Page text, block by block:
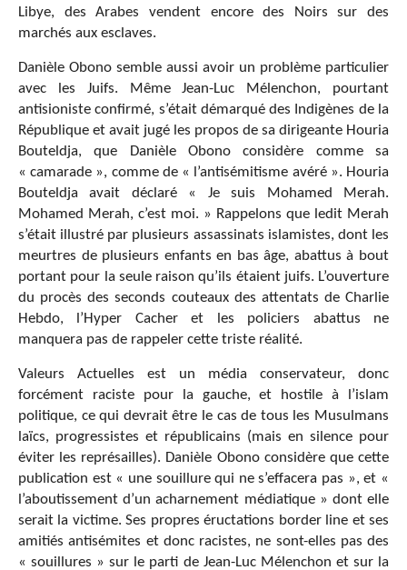
Libye, des Arabes vendent encore des Noirs sur des
marchés aux esclaves.
Danièle Obono semble aussi avoir un problème particulier
avec les Juifs. Même Jean-Luc Mélenchon, pourtant
antisioniste confirmé, s’était démarqué des Indigènes de la
République et avait jugé les propos de sa dirigeante Houria
Bouteldja, que Danièle Obono considère comme sa
« camarade », comme de « l’antisémitisme avéré ». Houria
Bouteldja avait déclaré « Je suis Mohamed Merah.
Mohamed Merah, c’est moi. » Rappelons que ledit Merah
s’était illustré par plusieurs assassinats islamistes, dont les
meurtres de plusieurs enfants en bas âge, abattus à bout
portant pour la seule raison qu’ils étaient juifs. L’ouverture
du procès des seconds couteaux des attentats de Charlie
Hebdo, l’Hyper Cacher et les policiers abattus ne
manquera pas de rappeler cette triste réalité.
Valeurs Actuelles est un média conservateur, donc
forcément raciste pour la gauche, et hostile à l’islam
politique, ce qui devrait être le cas de tous les Musulmans
laïcs, progressistes et républicains (mais en silence pour
éviter les représailles). Danièle Obono considère que cette
publication est « une souillure qui ne s’effacera pas », et «
l’aboutissement d’un acharnement médiatique » dont elle
serait la victime. Ses propres éructations border line et ses
amitiés antisémites et donc racistes, ne sont-elles pas des
« souillures » sur le parti de Jean-Luc Mélenchon et sur la